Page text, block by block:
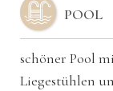
POOL
schöner Pool
Liegestühlen